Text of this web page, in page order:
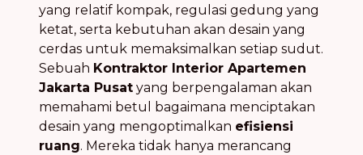
yang relatif kompak, regulasi gedung yang
ketat, serta kebutuhan akan desain yang
cerdas untuk memaksimalkan setiap sudut.
Sebuah Kontraktor Interior Apartemen
Jakarta Pusat yang berpengalaman akan
memahami betul bagaimana menciptakan
desain yang mengoptimalkan efisiensi
ruang. Mereka tidak hanya merancang